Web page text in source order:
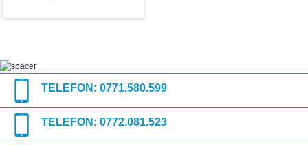
TELEFON: 0771.580.599
TELEFON: 0772.081.523